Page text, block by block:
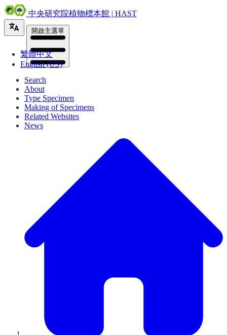
中央研究院植物標本館 | HAST
繁體中文
English (US)
開啟主選單
Search
About
Type Specimen
Making of Specimens
Related Websites
News